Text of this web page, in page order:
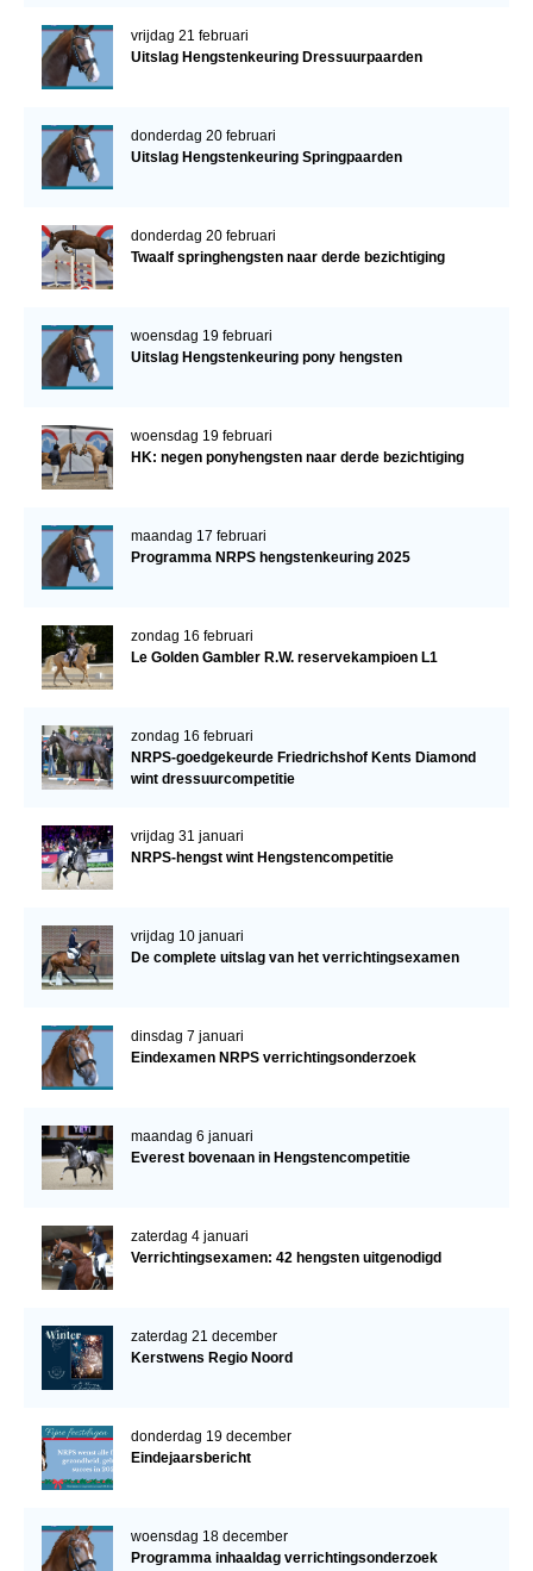
vrijdag 21 februari
Uitslag Hengstenkeuring Dressuurpaarden
donderdag 20 februari
Uitslag Hengstenkeuring Springpaarden
donderdag 20 februari
Twaalf springhengsten naar derde bezichtiging
woensdag 19 februari
Uitslag Hengstenkeuring pony hengsten
woensdag 19 februari
HK: negen ponyhengsten naar derde bezichtiging
maandag 17 februari
Programma NRPS hengstenkeuring 2025
zondag 16 februari
Le Golden Gambler R.W. reservekampioen L1
zondag 16 februari
NRPS-goedgekeurde Friedrichshof Kents Diamond
wint dressuurcompetitie
vrijdag 31 januari
NRPS-hengst wint Hengstencompetitie
vrijdag 10 januari
De complete uitslag van het verrichtingsexamen
dinsdag 7 januari
Eindexamen NRPS verrichtingsonderzoek
maandag 6 januari
Everest bovenaan in Hengstencompetitie
zaterdag 4 januari
Verrichtingsexamen: 42 hengsten uitgenodigd
zaterdag 21 december
Kerstwens Regio Noord
donderdag 19 december
Eindejaarsbericht
woensdag 18 december
Programma inhaaldag verrichtingsonderzoek